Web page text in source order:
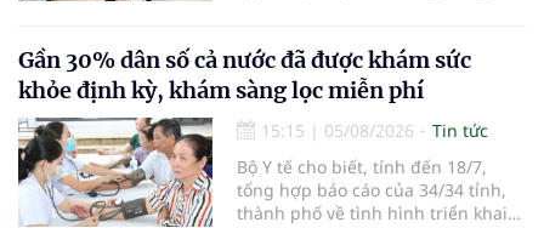
em bé đầu tiên chào đời.
Gần 30% dân số cả nước đã được khám sức
khỏe định kỳ, khám sàng lọc miễn phí
15:15 | 05/08/2026
Tin tức
Bộ Y tế cho biết, tính đến 18/7,
tổng hợp báo cáo của 34/34 tỉnh,
thành phố về tình hình triển khai